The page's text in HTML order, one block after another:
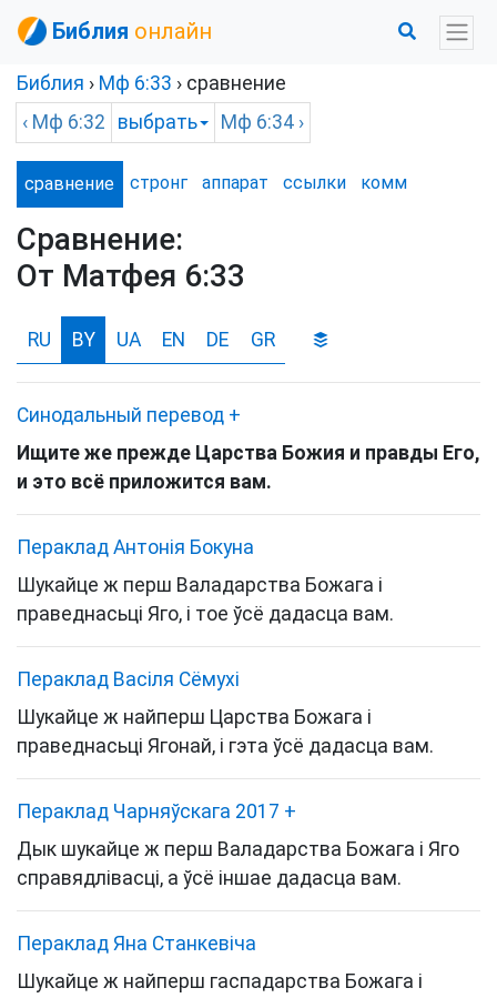
Библия онлайн
Библия › Мф 6:33 › сравнение
‹ Мф 6:32 выбрать Мф 6:34 ›
сравнение стронг аппарат ссылки комм
Сравнение:
От Матфея 6:33
RU BY UA EN DE GR
Синодальный перевод +
Ищите же прежде Царства Божия и правды Его,
и это всё приложится вам.
Пераклад Антонія Бокуна
Шукайце ж перш Валадарства Божага і
праведнасьці Яго, і тое ўсё дадасца вам.
Пераклад Васіля Сёмухі
Шукайце ж найперш Царства Божага і
праведнасьці Ягонай, і гэта ўсё дадасца вам.
Пераклад Чарняўскага 2017 +
Дык шукайце ж перш Валадарства Божага і Яго
справядлівасці, а ўсё іншае дадасца вам.
Пераклад Яна Станкевіча
Шукайце ж найперш гаспадарства Божага і